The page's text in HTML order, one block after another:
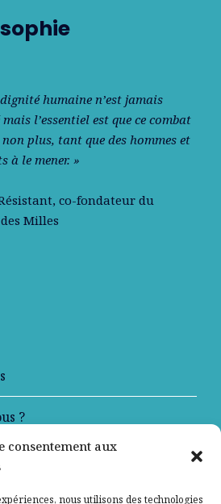
consentement aux
nous utilisons des technologies
humaine n’est jamais
l’essentiel est que ce combat
plus, tant que des hommes et
à le mener. »
co-fondateur du
Milles
?